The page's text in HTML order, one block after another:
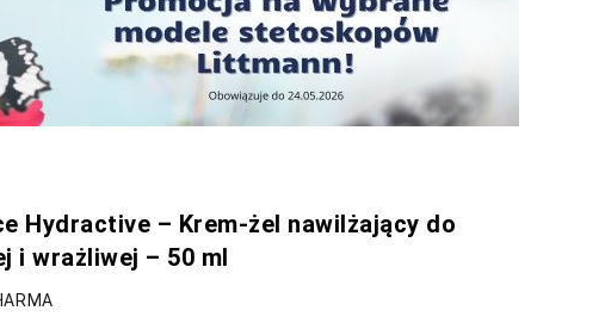
Hydractive – Krem-żel nawilżający do
i wrażliwej – 50 ml